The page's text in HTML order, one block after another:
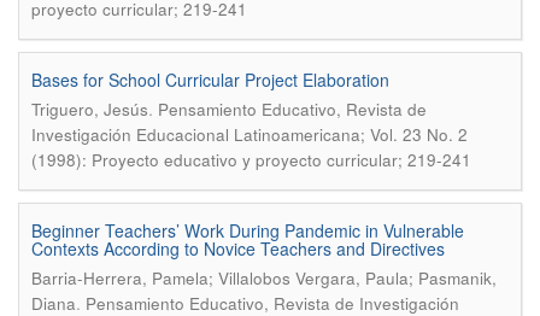
proyecto curricular; 219-241
Bases for School Curricular Project Elaboration
Triguero, Jesús. Pensamiento Educativo, Revista de
Investigación Educacional Latinoamericana; Vol. 23 No. 2
(1998): Proyecto educativo y proyecto curricular; 219-241
Beginner Teachers’ Work During Pandemic in Vulnerable
Contexts According to Novice Teachers and Directives
Barria-Herrera, Pamela; Villalobos Vergara, Paula; Pasmanik,
Diana. Pensamiento Educativo, Revista de Investigación